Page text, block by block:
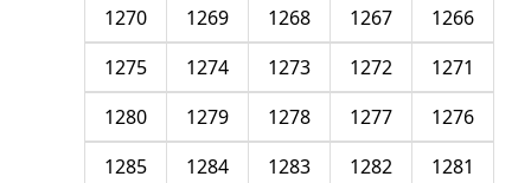
1266
1267
1268
1269
1270
1271
1272
1273
1274
1275
1276
1277
1278
1279
1280
1281
1282
1283
1284
1285